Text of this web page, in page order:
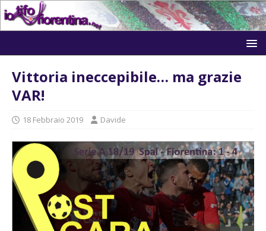
Vittoria ineccepibile… ma grazie
VAR!
18 Febbraio 2019 Davide